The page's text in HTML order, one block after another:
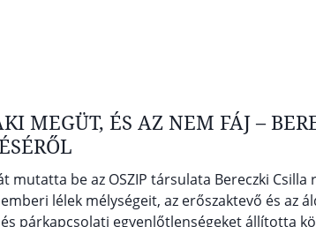
MEGÜT, ÉS AZ NEM FÁJ –
be az OSZIP társulata Bereczki Csilla
lélek mélységeit, az erőszaktevő és az
párkapcsolati egyenlőtlenségeket állította